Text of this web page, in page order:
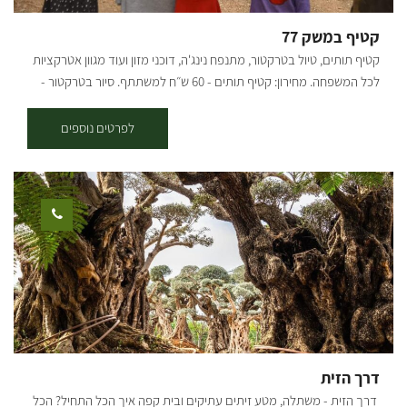
קטיף במשק 77
קטיף תותים, טיול בטרקטור, מתנפח נינג'ה, דוכני מזון ועוד מגוון אטרקציות
לכל המשפחה. מחירון: קטיף תותים - 60 ש״ח למשתתף. סיור בטרקטור -
לפרטים נוספים
דרך הזית
דרך הזית - משתלה, מטע זיתים עתיקים ובית קפה איך הכל התחיל? הכל